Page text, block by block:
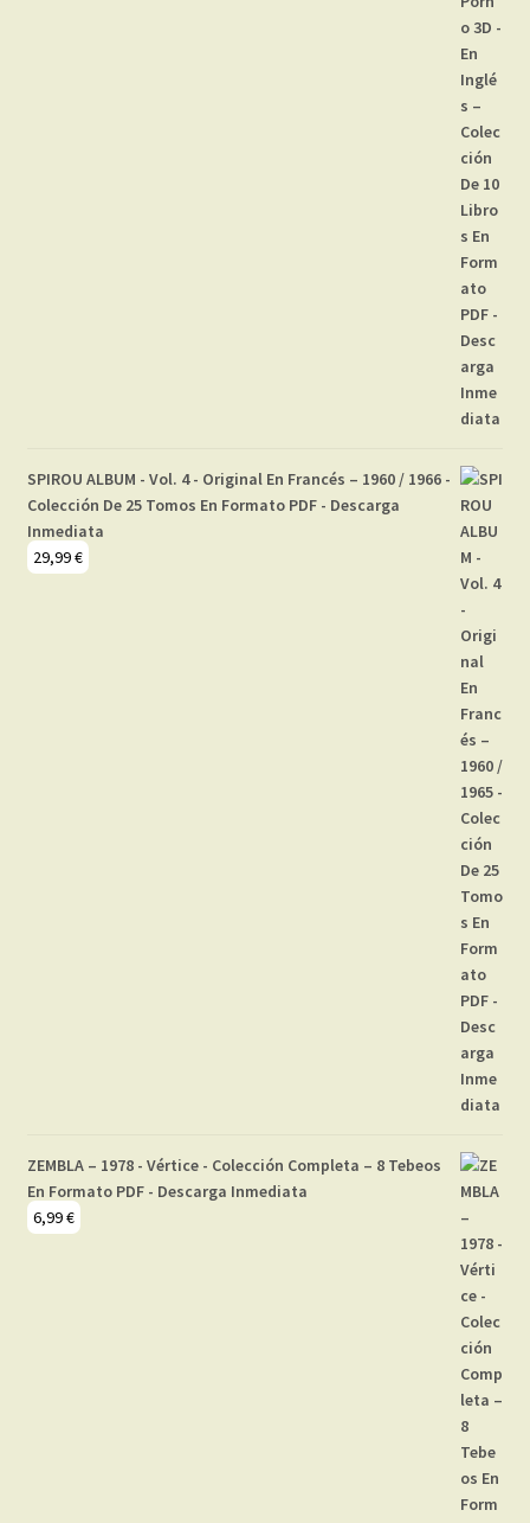
SPIROU ALBUM - Vol. 4 - Original En Francés – 1960 / 1966 -
Colección De 25 Tomos En Formato PDF - Descarga
Inmediata
29,99€
ZEMBLA – 1978 - Vértice - Colección Completa – 8 Tebeos
En Formato PDF - Descarga Inmediata
6,99€